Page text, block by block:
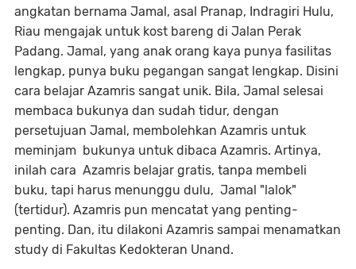
angkatan bernama Jamal, asal Pranap, Indragiri Hulu,
Riau mengajak untuk kost bareng di Jalan Perak
Padang. Jamal, yang anak orang kaya punya fasilitas
lengkap, punya buku pegangan sangat lengkap. Disini
cara belajar Azamris sangat unik. Bila, Jamal selesai
membaca bukunya dan sudah tidur, dengan
persetujuan Jamal, membolehkan Azamris untuk
meminjam bukunya untuk dibaca Azamris. Artinya,
inilah cara Azamris belajar gratis, tanpa membeli
buku, tapi harus menunggu dulu, Jamal "lalok"
(tertidur). Azamris pun mencatat yang penting-
penting. Dan, itu dilakoni Azamris sampai menamatkan
study di Fakultas Kedokteran Unand.